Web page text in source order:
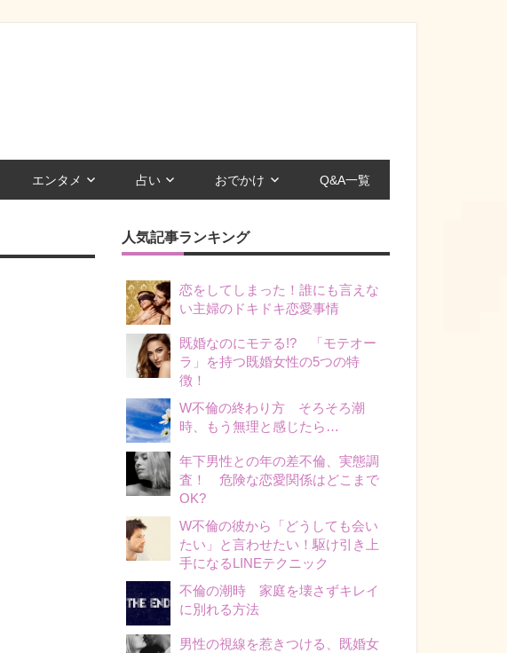
エンタメ 占い おでかけ Q&A一覧
人気記事ランキング
恋をしてしまった！誰にも言えな
い主婦のドキドキ恋愛事情
既婚なのにモテる!? 「モテオー
ラ」を持つ既婚女性の5つの特
徴！
W不倫の終わり方 そろそろ潮
時、もう無理と感じたら…
年下男性との年の差不倫、実態調
査！ 危険な恋愛関係はどこまで
OK?
W不倫の彼から「どうしても会い
たい」と言わせたい！駆け引き上
手になるLINEテクニック
不倫の潮時 家庭を壊さずキレイ
に別れる方法
男性の視線を惹きつける、既婚女